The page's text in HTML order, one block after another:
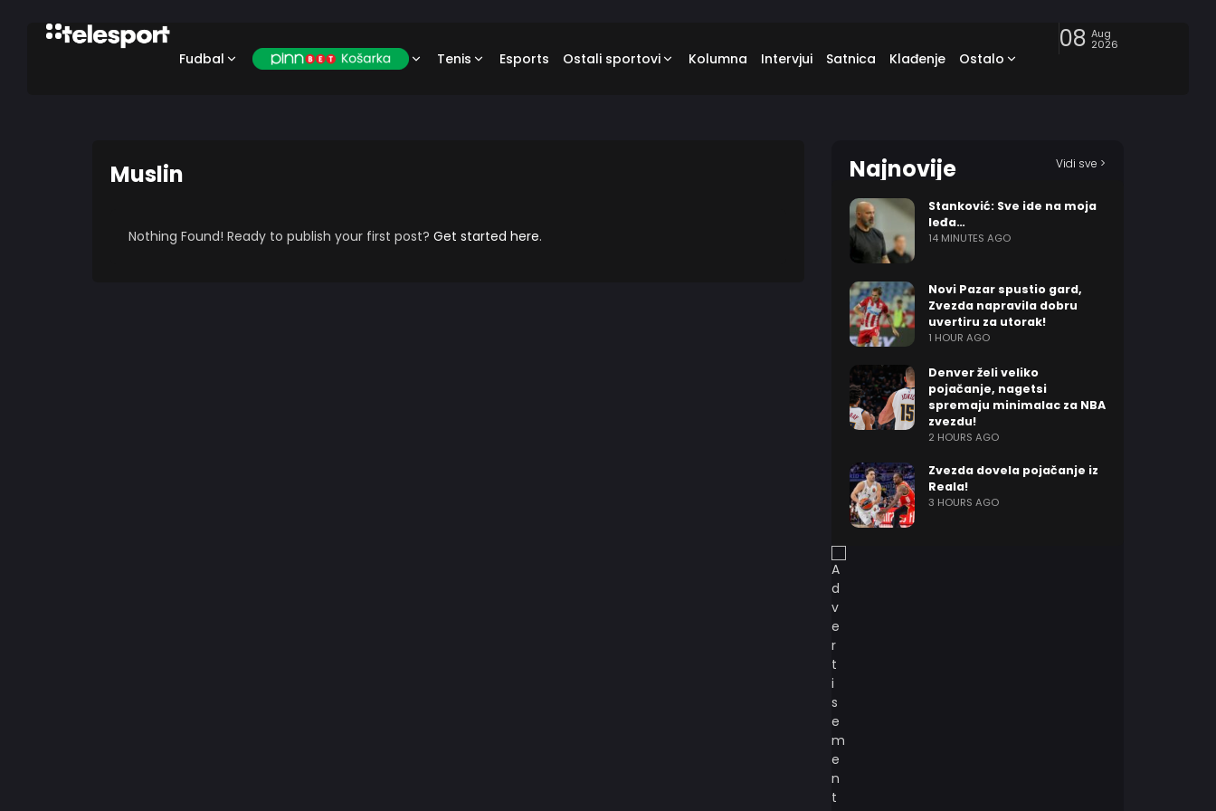
Fudbal Tenis Esports Ostali sportovi Kolumna Intervjui Satnica Klađenje Ostalo
08 Aug
2026
Muslin
Nothing Found! Ready to publish your first post? Get started here.
Najnovije Vidi sve >
Stanković: Sve ide na moja
leđa…
14 MINUTES AGO
Novi Pazar spustio gard,
Zvezda napravila dobru
uvertiru za utorak!
1 HOUR AGO
Denver želi veliko
pojačanje, nagetsi
spremaju minimalac za NBA
zvezdu!
2 HOURS AGO
Zvezda dovela pojačanje iz
Reala!
3 HOURS AGO